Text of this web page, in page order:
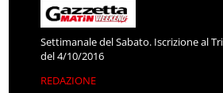
Settimanale del Sabato. Iscrizione al
del 4/10/2016
REDAZIONE